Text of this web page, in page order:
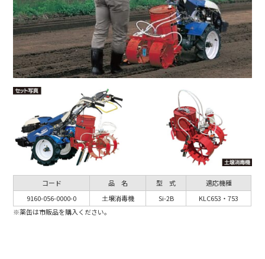
コード 品 名 型 式
適応機種
9160-056-0000-0
土壌消毒機 Si-2B
KLC653・753
※薬缶は市販品を購入ください。